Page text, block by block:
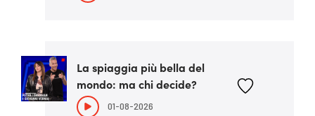
La spiaggia più bella del
mondo: ma chi decide?
01-08-2026